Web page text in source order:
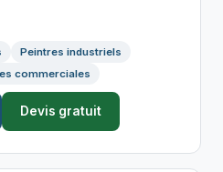
Peintres industriels
commerciales
Devis gratuit